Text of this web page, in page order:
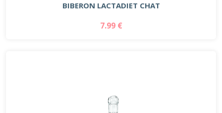
BIBERON LACTADIET CHAT
7.99 €